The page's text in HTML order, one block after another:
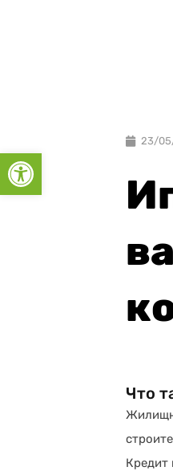
Открыть панель инструментов
23/
Что
Кредит